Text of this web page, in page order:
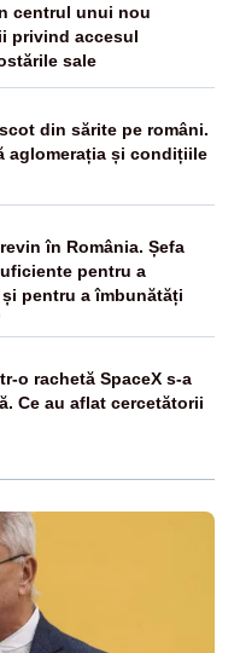
centrul unui nou
privind accesul
sale
din sărite pe români.
aglomerația și condițiile
în România. Șefa
pentru a
pentru a îmbunătăți
o rachetă SpaceX s-a
Ce au aflat cercetătorii